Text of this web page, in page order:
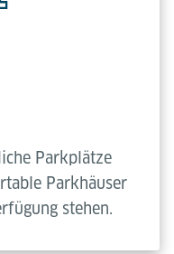
Parkplätze
Parkhäuser
stehen.